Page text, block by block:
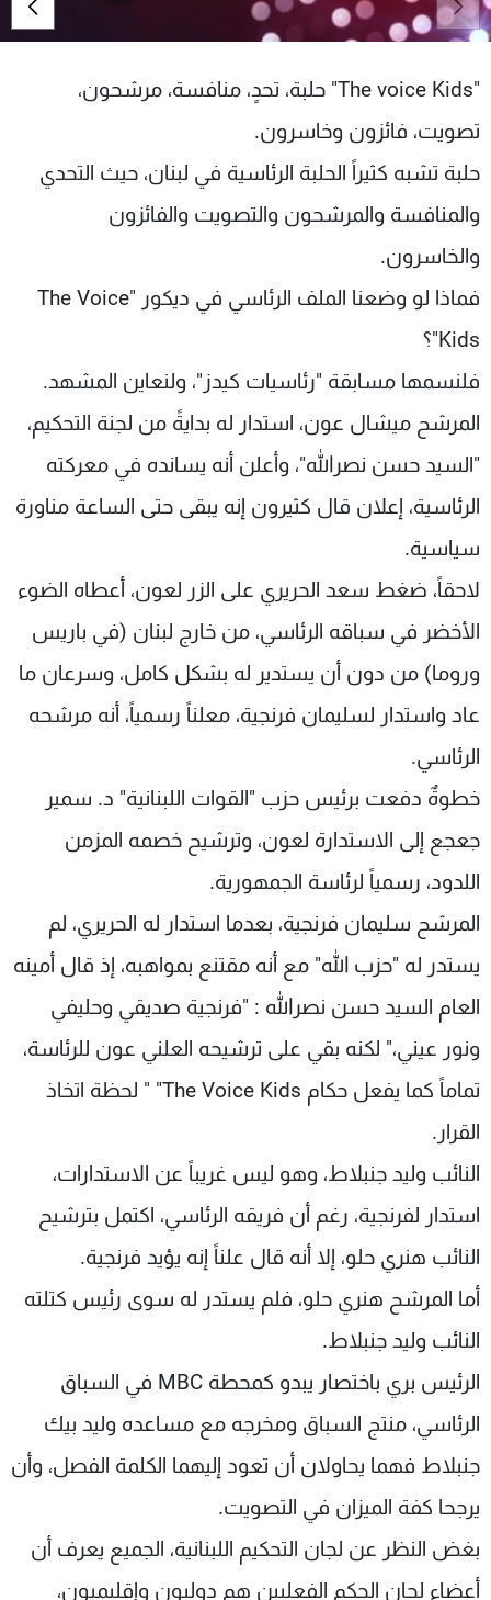
"The voice Kids" حلبة، تحدٍ، منافسة، مرشحون،
تصويت، فائزون وخاسرون.
حلبة تشبه كثيراً الحلبة الرئاسية في لبنان، حيث التحدي
والمنافسة والمرشحون والتصويت والفائزون
والخاسرون.
فماذا لو وضعنا الملف الرئاسي في ديكور "The Voice
Kids"؟
فلنسمها مسابقة "رئاسيات كيدز"، ولنعاين المشهد.
المرشح ميشال عون، استدار له بدايةً من لجنة التحكيم،
"السيد حسن نصرالله"، وأعلن أنه يسانده في معركته
الرئاسية، إعلان قال كثيرون إنه يبقى حتى الساعة مناورة
سياسية.
لاحقاً، ضغط سعد الحريري على الزر لعون، أعطاه الضوء
الأخضر في سباقه الرئاسي، من خارج لبنان (في باريس
وروما) من دون أن يستدير له بشكل كامل، وسرعان ما
عاد واستدار لسليمان فرنجية، معلناً رسمياً، أنه مرشحه
الرئاسي.
خطوةٌ دفعت برئيس حزب "القوات اللبنانية" د. سمير
جعجع إلى الاستدارة لعون، وترشيح خصمه المزمن
اللدود، رسمياً لرئاسة الجمهورية.
المرشح سليمان فرنجية، بعدما استدار له الحريري، لم
يستدر له "حزب الله" مع أنه مقتنع بمواهبه، إذ قال أمينه
العام السيد حسن نصرالله : "فرنجية صديقي وحليفي
ونور عيني،" لكنه بقي على ترشيحه العلني عون للرئاسة،
تماماً كما يفعل حكام The Voice Kids" " لحظة اتخاذ
القرار.
النائب وليد جنبلاط، وهو ليس غريباً عن الاستدارات،
استدار لفرنجية، رغم أن فريقه الرئاسي، اكتمل بترشيح
النائب هنري حلو، إلا أنه قال علناً إنه يؤيد فرنجية.
أما المرشح هنري حلو، فلم يستدر له سوى رئيس كتلته
النائب وليد جنبلاط.
الرئيس بري باختصار يبدو كمحطة MBC في السباق
الرئاسي، منتج السباق ومخرجه مع مساعده وليد بيك
جنبلاط فهما يحاولان أن تعود إليهما الكلمة الفصل، وأن
يرجحا كفة الميزان في التصويت.
بغض النظر عن لجان التحكيم اللبنانية، الجميع يعرف أن
أعضاء لجان الحكم الفعليين هم دوليون وإقليميون،
شاهد البرامج
عن MTV
الإنـتـاج
لاعلاناتكم
وظائف
تواصل معنا
شروط الإسـتخدام
سياسة الخصوصية